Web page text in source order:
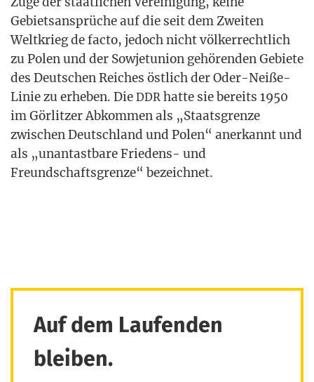
Gebiets­an­sprü­che auf die seit dem Zwei­ten
Welt­krieg de fac­to, jedoch nicht völ­ker­recht­lich
zu Polen und der Sowjet­uni­on gehö­ren­den Gebie­te
des Deut­schen Rei­ches öst­lich der Oder-Nei­ße-
Linie zu erhe­ben. Die DDR hat­te sie bereits 1950
im Gör­lit­zer Abkom­men als „Staats­gren­ze
zwi­schen Deutsch­land und Polen“ aner­kannt und
als „unan­tast­ba­re Frie­dens- und
Freund­schafts­gren­ze“ bezeichnet.
Auf dem Laufenden
bleiben.